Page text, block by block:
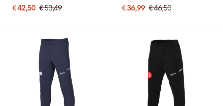
€ 42,50 € 53,49 € 36,99 € 46,50